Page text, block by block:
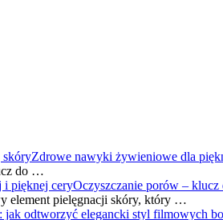
Zdrowe nawyki żywieniowe dla
do …
Oczyszczanie porów –
element pielęgnacji skóry, który …